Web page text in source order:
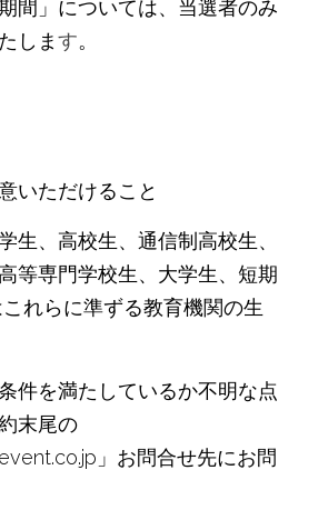
間」については、当選者のみ
します。
いただけること
生、高校生、通信制高校生、
等専門学校生、大学生、短期
れらに準ずる教育機関の生
件を満たしているか不明な点
末尾の
」お問合せ先にお問